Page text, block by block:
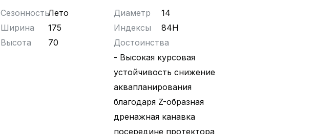
СезонностьЛето
Ширина
175
Высота
70
Диаметр
14
Индексы
84H
Достоинства
- Высокая курсовая
устойчивость снижение
аквапланирования
благодаря Z-образная
дренажная канавка
посередине протектора